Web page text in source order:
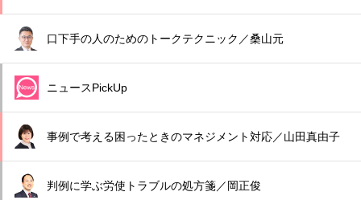
口下手の人のためのトークテクニック／桑山元
ニュースPickUp
事例で考える困ったときのマネジメント対応／山田真由子
判例に学ぶ労使トラブルの処方箋／岡正俊